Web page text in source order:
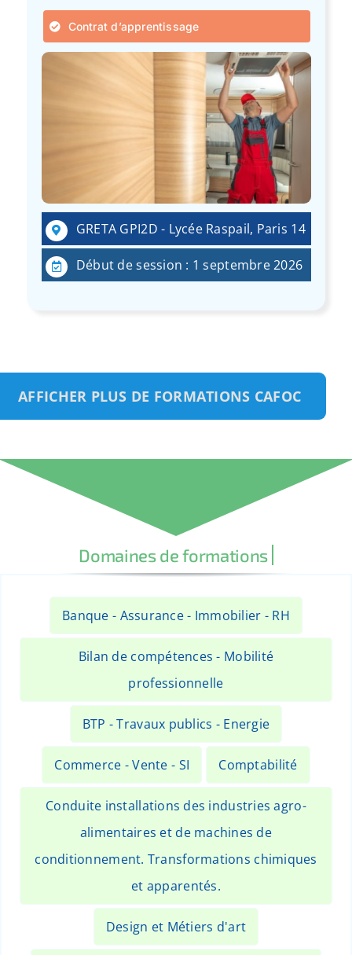
Contrat d’apprentissage
GRETA GPI2D - Lycée Raspail, Paris 14
Début de session : 1 septembre 2026
AFFICHER PLUS DE FORMATIONS CAFOC
Banque - Assurance - Immobilier - RH
Bilan de compétences - Mobilité
professionnelle
BTP - Travaux publics - Energie
Commerce - Vente - SI Comptabilité
Conduite installations des industries agro-
alimentaires et de machines de
conditionnement. Transformations chimiques
et apparentés.
Design et Métiers d'art